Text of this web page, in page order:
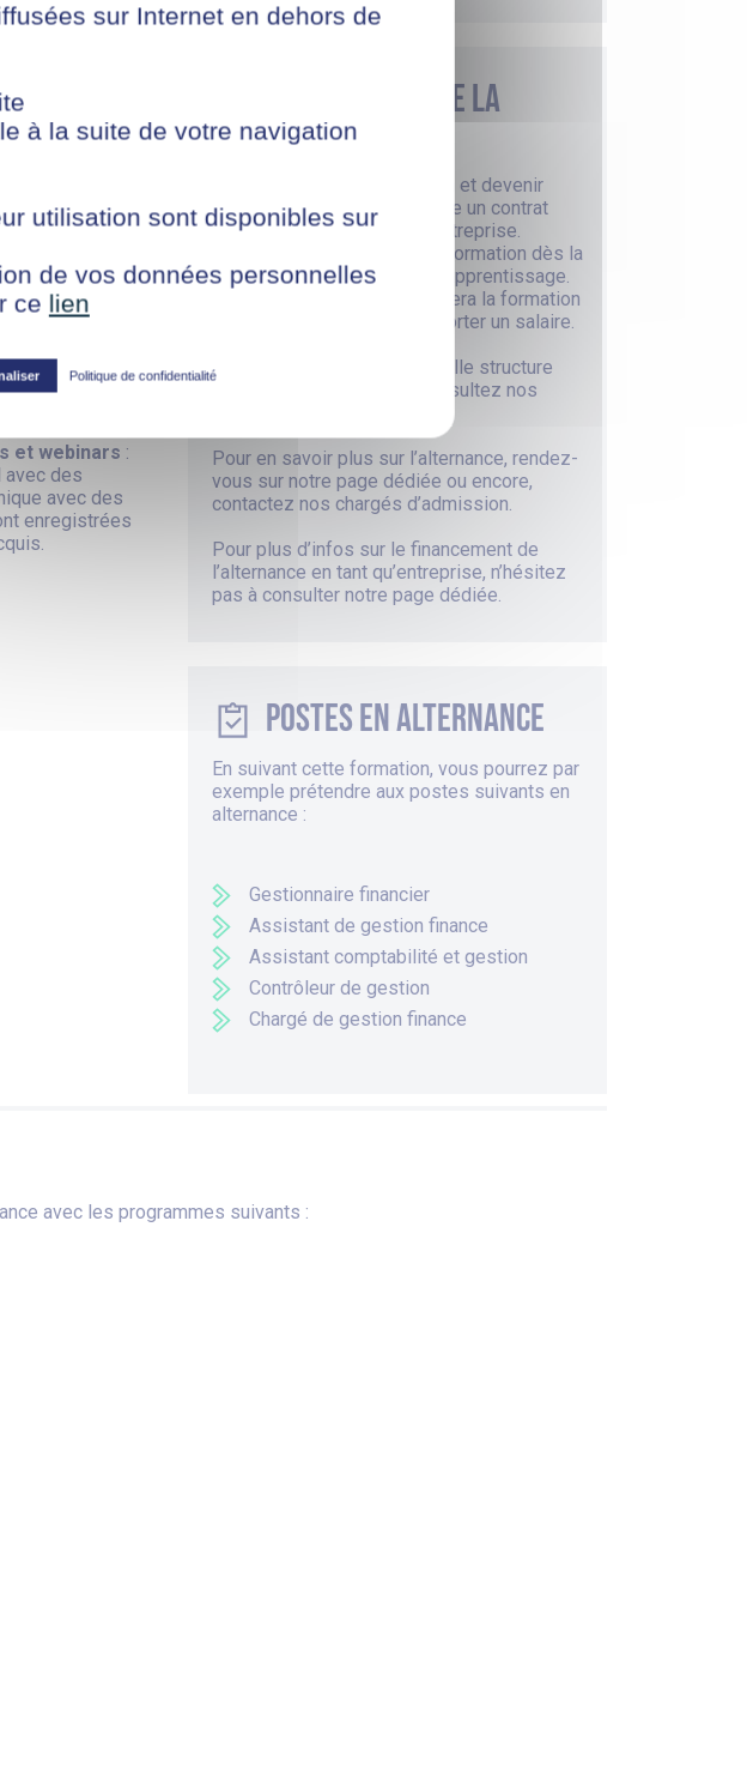
▼
▼
et webinars :
avec des
avec des
enregistrées
Financement de la
formation
Pour financer votre formation et devenir
apprenti, vous devez conclure un contrat
d’apprentissage avec une entreprise.
Vous pourrez débuter votre formation dès la
signature de votre contrat d’apprentissage.
Ainsi, votre entreprise financera la formation
à 100% en plus de vous apporter un salaire.
Vous ne savez pas dans quelle structure
postuler en alternance ? Consultez nos
Pour en savoir plus sur l’alternance, rendez-
vous sur notre page dédiée ou encore,
contactez nos chargés d’admission.
Pour plus d’infos sur le financement de
l’alternance en tant qu’entreprise, n’hésitez
pas à consulter notre page dédiée.
Postes en alternance
En suivant cette formation, vous pourrez par
exemple prétendre aux postes suivants en
alternance :
Gestionnaire financier
Assistant de gestion finance
Assistant comptabilité et gestion
Contrôleur de gestion
Chargé de gestion finance
avec les programmes suivants :
sur Internet en dehors de
à la suite de votre navigation
utilisation sont disponibles sur
de vos données personnelles
ce lien
Politique de confidentialité